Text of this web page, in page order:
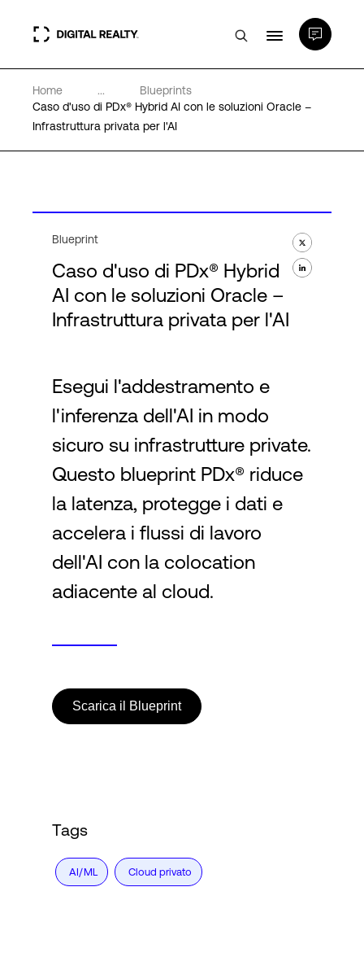
Data center
PlatformDIGITAL®
Chi Siamo
Accesso
Home ...
Blueprints
Caso d'uso di PDx® Hybrid AI con le soluzioni Oracle –
Infrastruttura privata per l'AI
Blueprint
Caso d'uso di PDx® Hybrid
AI con le soluzioni Oracle –
Infrastruttura privata per l'AI
Esegui l'addestramento e
l'inferenza dell'AI in modo
sicuro su infrastrutture private.
Questo blueprint PDx® riduce
la latenza, protegge i dati e
accelera i flussi di lavoro
dell'AI con la colocation
adiacente al cloud.
Scarica il Blueprint
Tags
AI/ML Cloud privato